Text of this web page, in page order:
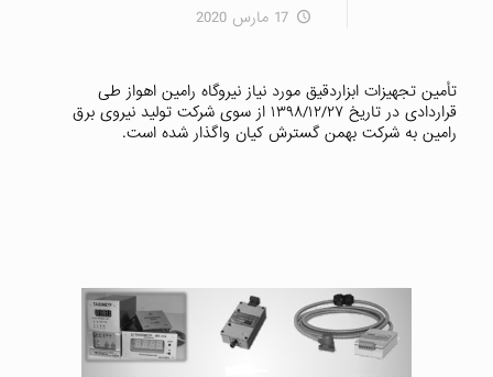
17 مارس 2020
تأمین تجهیزات ابزاردقیق مورد نیاز نیروگاه رامین اهواز طی
قراردادی در تاریخ ۱۳۹۸/۱۲/۲۷ از سوی شرکت تولید نیروی برق
رامین به شرکت بهمن گسترش کیان واگذار شده است.